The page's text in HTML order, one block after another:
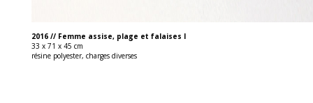
2016 // Femme assise, plage et falaises I
33 x 71 x 45 cm
résine polyester, charges diverses